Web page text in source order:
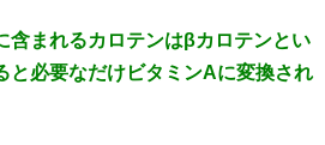
含まれるカロテンはβカロテンとい
と必要なだけビタミンAに変換され